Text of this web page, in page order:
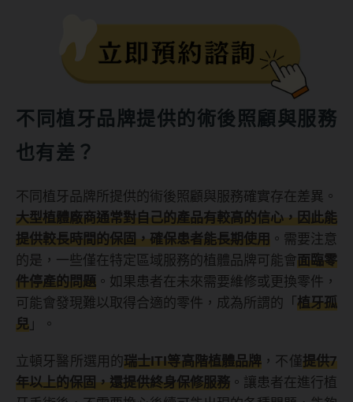
不同植牙品牌提供的術後照顧與服務
也有差？
不同植牙品牌所提供的術後照顧與服務確實存在差異。
大型植體廠商通常對自己的產品有較高的信心，因此能
提供較長時間的保固，確保患者能長期使用 。需要注意
的是，一些僅在特定區域服務的植體品牌可能會面臨零
件停產的問題 。如果患者在未來需要維修或更換零件，
可能會發現難以取得合適的零件，成為所謂的「 植牙孤
兒 」。
立頓牙醫所選用的瑞士ITI等高階植體品牌 ，不僅提供7
年以上的保固，還提供終身保修服務 。讓患者在進行植